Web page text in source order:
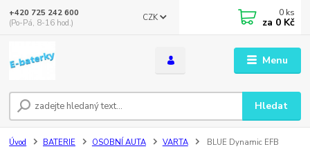
Menu
CZK
Hledat
+420 725 242 600
(Po-Pá, 8-16 hod.)
0 ks
za 0 Kč
Úvod BATERIE OSOBNÍ AUTA VARTA BLUE Dynamic EFB